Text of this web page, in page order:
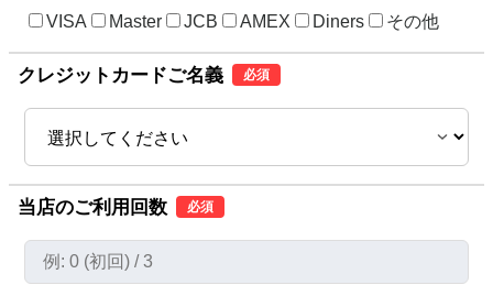
VISA Master JCB AMEX Diners その他
クレジットカードご名義 必須
当店のご利用回数 必須